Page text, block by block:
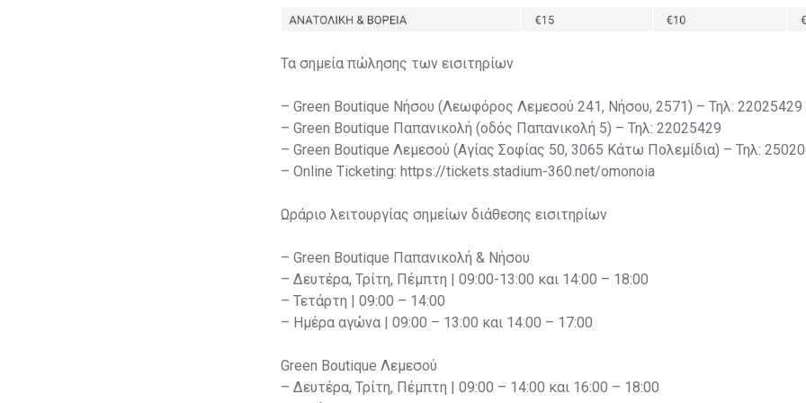
Τα σημεία πώλησης των εισιτηρίων
– Green Boutique Νήσου (Λεωφόρος Λεμεσού 241, Νήσου, 2571) – Τηλ: 22025429
– Green Boutique Παπανικολή (οδός Παπανικολή 5) – Τηλ: 22025429
– Green Boutique Λεμεσού (Αγίας Σοφίας 50, 3065 Κάτω Πολεμίδια) – Τηλ:
– Online Ticketing: https://tickets.stadium-360.net/omonoia
Ωράριο λειτουργίας σημείων διάθεσης εισιτηρίων
– Green Boutique Παπανικολή & Νήσου
– Δευτέρα, Τρίτη, Πέμπτη | 09:00-13:00 και 14:00 – 18:00
– Τετάρτη | 09:00 – 14:00
– Ημέρα αγώνα | 09:00 – 13:00 και 14:00 – 17:00
Green Boutique Λεμεσού
– Δευτέρα, Τρίτη, Πέμπτη | 09:00 – 14:00 και 16:00 – 18:00